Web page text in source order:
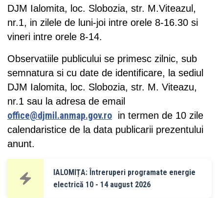
DJM Ialomita, loc. Slobozia, str. M.Viteazul,
nr.1, in zilele de luni-joi intre orele 8-16.30 si
vineri intre orele 8-14.
Observatiile publicului se primesc zilnic, sub
semnatura si cu date de identificare, la sediul
DJM Ialomita, loc. Slobozia, str. M. Viteazu,
nr.1 sau la adresa de email
office@djmil.anmap.gov.ro in termen de 10 zile
calendaristice de la data publicarii prezentului
anunt.
IALOMIȚA: Întreruperi programate energie
electrică 10 - 14 august 2026